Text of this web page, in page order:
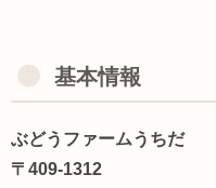
基本情報
ぶどうファームうちだ
〒409-1312